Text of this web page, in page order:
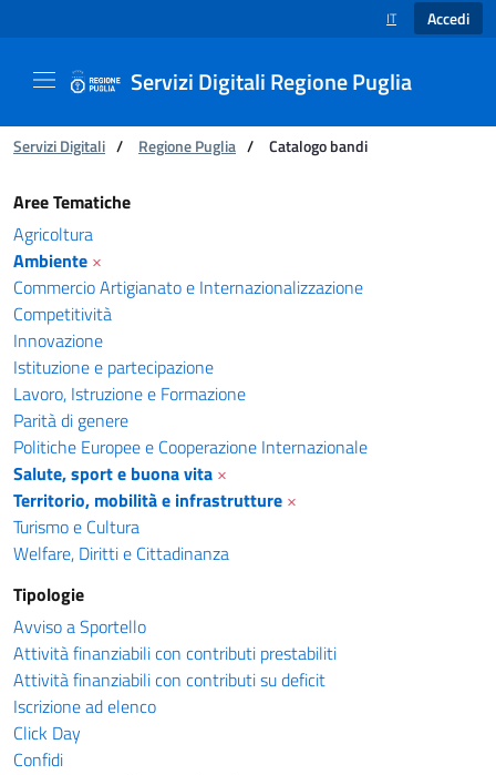
SELEZIONE
IT Accedi
Servizi Digitali Regione Puglia
Ti trovi in:
Servizi Digitali / Regione Puglia / Catalogo bandi
Catalogo bandi - Servizi Digitali Regione
Aree Tematiche
Agricoltura
Ambiente ×
Commercio Artigianato e Internazionalizzazione
Competitività
Innovazione
Istituzione e partecipazione
Lavoro, Istruzione e Formazione
Parità di genere
Politiche Europee e Cooperazione Internazionale
Salute, sport e buona vita ×
Territorio, mobilità e infrastrutture ×
Turismo e Cultura
Welfare, Diritti e Cittadinanza
Tipologie
Avviso a Sportello
Attività finanziabili con contributi prestabiliti
Attività finanziabili con contributi su deficit
Iscrizione ad elenco
Click Day
Confidi